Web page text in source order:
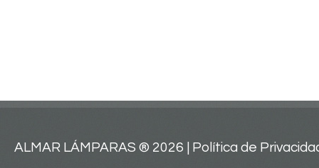
ALMAR LÁMPARAS ® 2026 | Política de